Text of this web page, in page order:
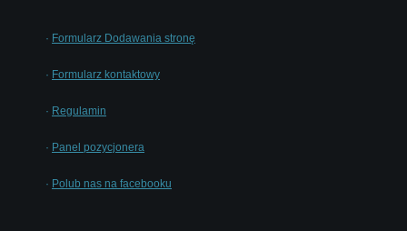
· Formularz Dodawania stronę
· Formularz kontaktowy
· Regulamin
· Panel pozycjonera
· Polub nas na facebooku